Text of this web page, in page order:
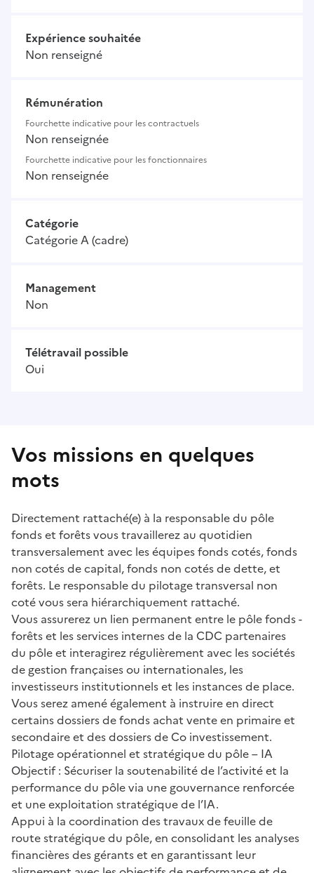
Expérience souhaitée
Non renseigné
Rémunération
Fourchette indicative pour les contractuels
Non renseignée
Fourchette indicative pour les fonctionnaires
Non renseignée
Catégorie
Catégorie A (cadre)
Management
Non
Télétravail possible
Oui
Vos missions en quelques
mots
Directement rattaché(e) à la responsable du pôle
fonds et forêts vous travaillerez au quotidien
transversalement avec les équipes fonds cotés, fonds
non cotés de capital, fonds non cotés de dette, et
forêts. Le responsable du pilotage transversal non
coté vous sera hiérarchiquement rattaché.
Vous assurerez un lien permanent entre le pôle fonds -
forêts et les services internes de la CDC partenaires
du pôle et interagirez régulièrement avec les sociétés
de gestion françaises ou internationales, les
investisseurs institutionnels et les instances de place.
Vous serez amené également à instruire en direct
certains dossiers de fonds achat vente en primaire et
secondaire et des dossiers de Co investissement.
Pilotage opérationnel et stratégique du pôle – IA
Objectif : Sécuriser la soutenabilité de l’activité et la
performance du pôle via une gouvernance renforcée
et une exploitation stratégique de l’IA.
Appui à la coordination des travaux de feuille de
route stratégique du pôle, en consolidant les analyses
financières des gérants et en garantissant leur